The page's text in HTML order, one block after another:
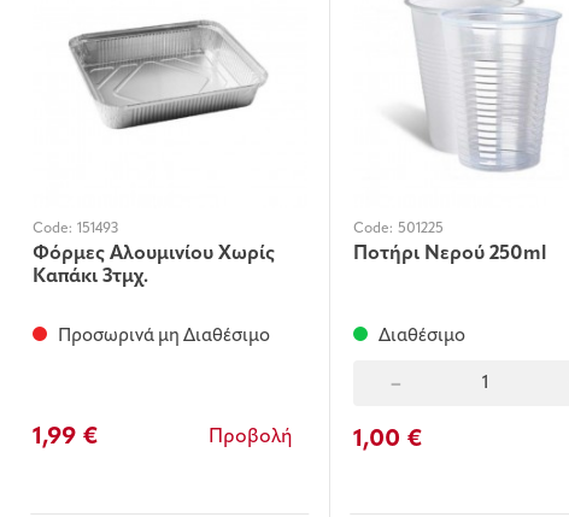
Code: 151493
Φόρμες Αλουμινίου Χωρίς
Καπάκι 3τμχ.
Προσωρινά μη Διαθέσιμο
1,99 € Προβολή
Code: 501225
Ποτήρι Νερού 250ml
Διαθέσιμο
-
1,00 €